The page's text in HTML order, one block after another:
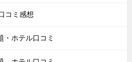
コミ感想
・ホテル口コミ